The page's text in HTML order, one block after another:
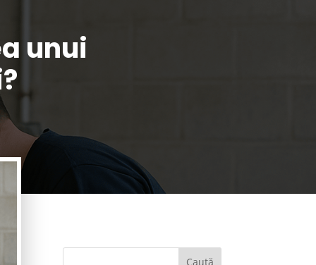
unui